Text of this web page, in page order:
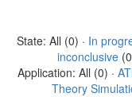
State: All (0) · In
inconclusive
Application: All (0) ·
Theory